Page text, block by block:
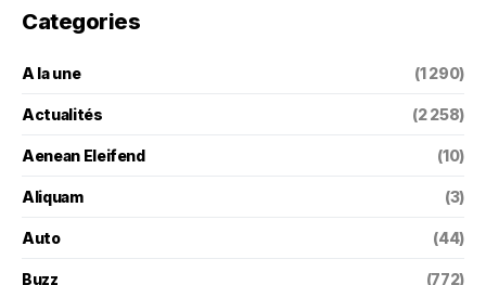
Categories
A la une (1 290)
Actualités (2 258)
Aenean Eleifend (10)
Aliquam (3)
Auto (44)
Buzz (772)